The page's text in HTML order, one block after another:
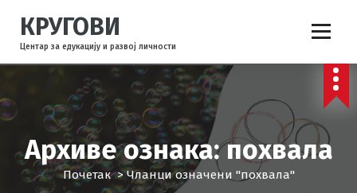
ч
н
а
КРУГОВИ
Центар за едукацију и развој личности
Архиве ознака: похвала
Почетак>Чланци означени "похвала"